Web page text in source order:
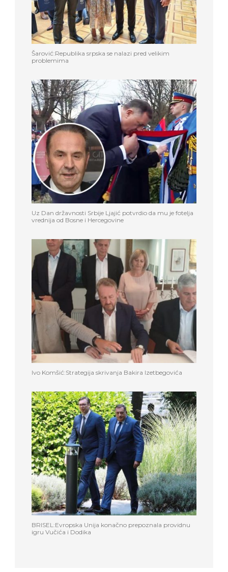
Šarović:Republika srpska se nalazi pred velikim
problemima
Uz Dan državnosti Srbije Ljajić potvrdio da mu je fotelja
vrednija od Bosne i Hercegovine
Ivo Komšić:Strategija skrivanja Bakira Izetbegovića
BRISEL:Evropska Unija konačno prepoznala providnu
igru Vučića i Dodika